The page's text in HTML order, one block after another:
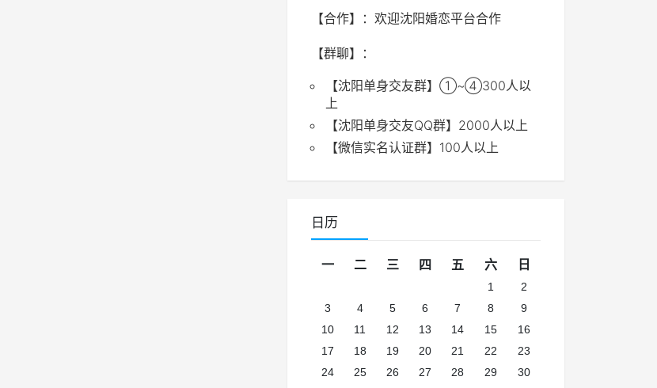
【合作】：欢迎沈阳婚恋平台合作
【群聊】：
【沈阳单身交友群】①~④300人以
上
【沈阳单身交友QQ群】2000人以上
【微信实名认证群】100人以上
日历
一 二 三 四 五 六 日
1
2
3
4 5 6 7 8
9
10
11 12 13 14 15
16
17
18 19 20 21 22
23
24
25 26 27 28 29
30